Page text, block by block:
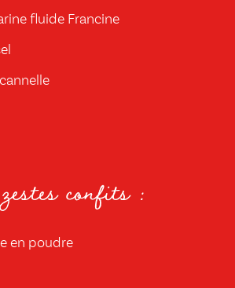
fluide Francine
confits :
en poudre